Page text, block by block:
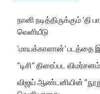
நானி நடித்திருக்கும்
வெளியீடு
‘மாயக்காளான்’ படத்தை
“டிசி” திரைப்பட விமர்சனம்
விஜய் ஆண்டனியின்